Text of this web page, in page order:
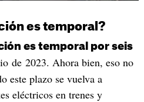
es temporal?
es temporal por seis
de 2023. Ahora bien, eso no
este plazo se vuelva a
eléctricos en trenes y